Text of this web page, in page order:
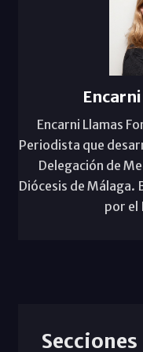
Encarni Llamas
Periodista que
Delegación de
Diócesis de Málaga.
por el
Secciones